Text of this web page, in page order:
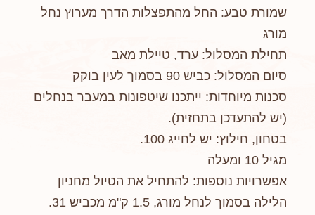
שמורת טבע: החל מהתפצלות הדרך מערוץ נחל
מורג
תחילת המסלול: ערד, טיילת מאב
סיום המסלול: כביש 90 בסמוך לעין בוקק
סכנות מיוחדות: ייתכנו שיטפונות במעבר בנחלים
(יש להתעדכן בתחזית).
בטחון, חילוץ: יש לחייג 100.
מגיל 10 ומעלה
אפשרויות נוספות: להתחיל את הטיול מחניון
הלילה בסמוך לנחל מורג, 1.5 ק"מ מכביש 31.